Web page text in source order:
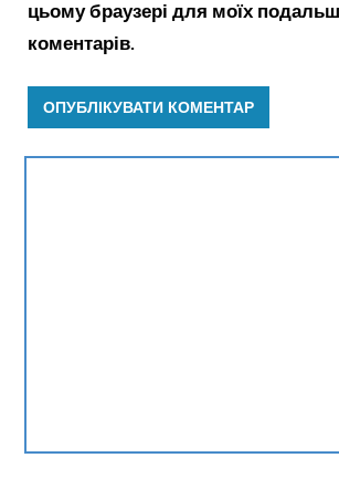
цьому браузері для моїх
коментарів.